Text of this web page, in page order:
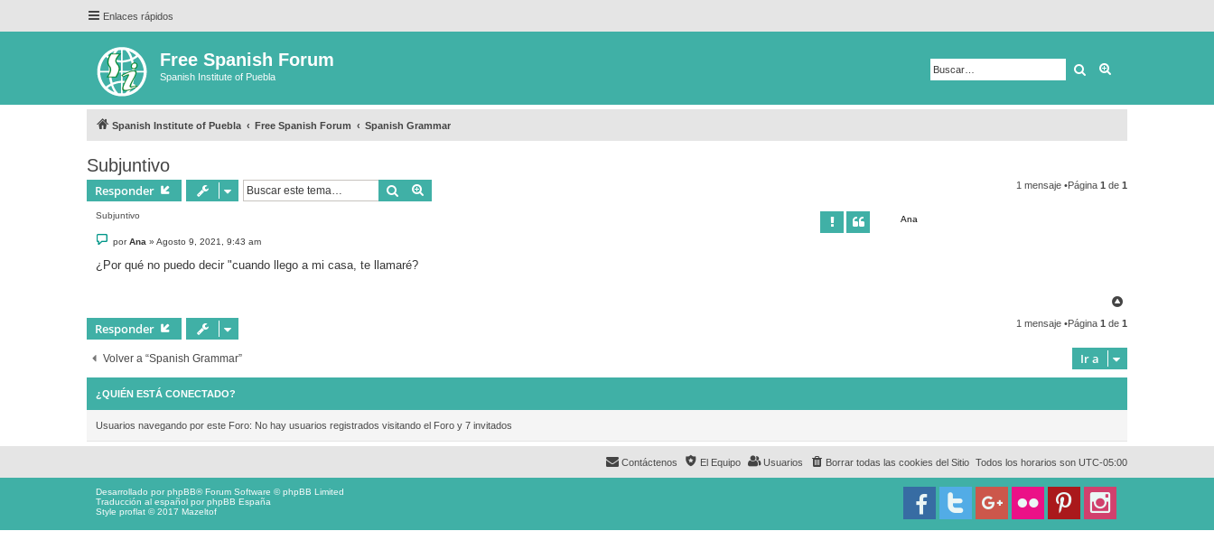
Enlaces rápidos
Free Spanish Forum
Spanish Institute of Puebla Buscar
Spanish Institute of Puebla Free Spanish Forum Spanish Grammar
Subjuntivo
Responder Buscar 1 mensaje •Página 1 de 1
Ana
Subjuntivo
e
s
porAna » Agosto 9, 2021, 9:43 am
¿Por qué no puedo decir "cuando llego a mi casa, te llamaré?
r
b
Responder 1 mensaje •Página 1 de 1
Volver a “Spanish Grammar” Ir a
¿QUIÉN ESTÁ CONECTADO?
Usuarios navegando por este Foro: No hay usuarios registrados visitando el Foro y 7 invitados
Todos los horarios son UTC-05:00
Borrar todas las cookies del Sitio
Usuarios
El Equipo
Contáctenos
Desarrollado porphpBB® Forum Software © phpBB Limited
Traducción al español porphpBB España
Style proflat © 2017 Mazeltof